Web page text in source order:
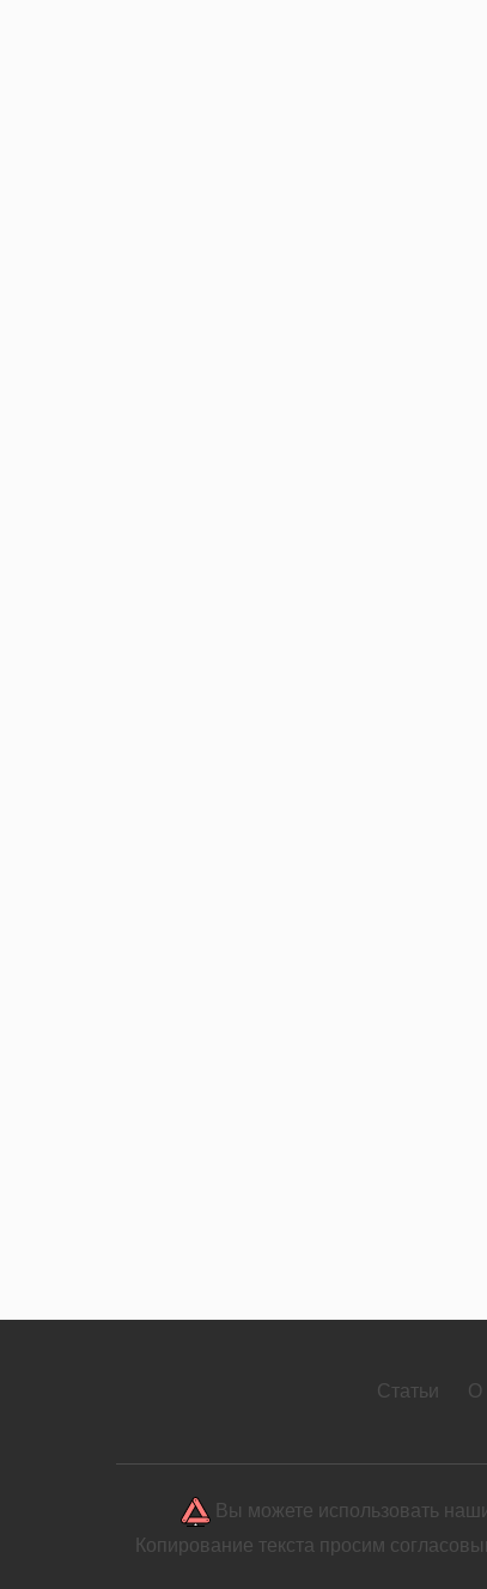
Статьи О
Вы можете использовать
Копирование текста просим